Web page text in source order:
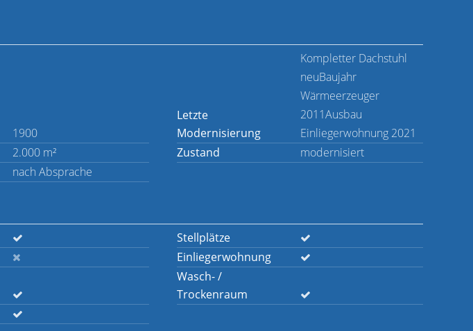
1900
Letzte
Modernisierung
Kompletter Dachstuhl
neuBaujahr
Wärmeerzeuger
2011Ausbau
Einliegerwohnung 2021
2.000 m² Zustand
modernisiert
nach Absprache
Stellplätze
Einliegerwohnung
Wasch- /
Trockenraum